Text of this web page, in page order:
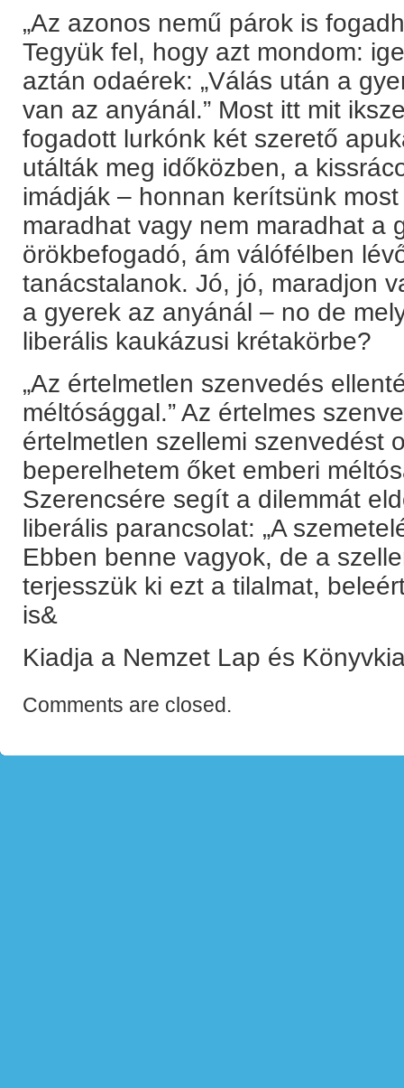
„Az azonos nemű párok is
Tegyük fel, hogy azt mondom:
aztán odaérek: „Válás után a
van az anyánál.” Most itt mit
fogadott lurkónk két szerető
utálták meg időközben, a
imádják – honnan kerítsünk
maradhat vagy nem maradhat a
örökbefogadó, ám válófélben
tanácstalanok. Jó, jó, maradjon
a gyerek az anyánál – no de
liberális kaukázusi krétakörbe?
„Az értelmetlen szenvedés
méltósággal.” Az értelmes
értelmetlen szellemi szenvedést
beperelhetem őket emberi
Szerencsére segít a dilemmát
liberális parancsolat: „A
Ebben benne vagyok, de a
terjesszük ki ezt a tilalmat,
is&
Kiadja a Nemzet Lap és
Comments are closed.